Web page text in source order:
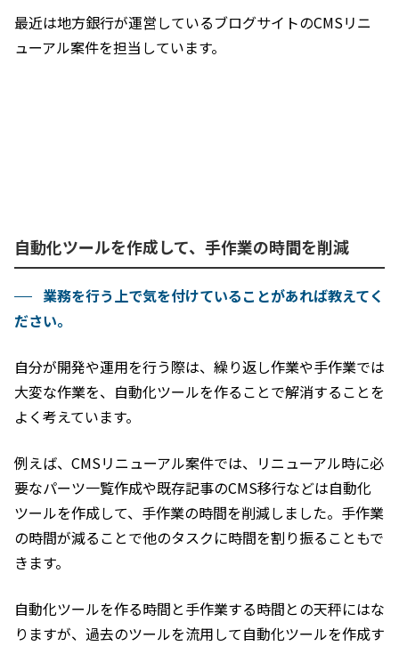
最近は地方銀行が運営しているブログサイトのCMSリニ
ューアル案件を担当しています。
自動化ツールを作成して、手作業の時間を削減
業務を行う上で気を付けていることがあれば教えてく
ださい。
自分が開発や運用を行う際は、繰り返し作業や手作業では
大変な作業を、自動化ツールを作ることで解消することを
よく考えています。
例えば、CMSリニューアル案件では、リニューアル時に必
要なパーツ一覧作成や既存記事のCMS移行などは自動化
ツールを作成して、手作業の時間を削減しました。手作業
の時間が減ることで他のタスクに時間を割り振ることもで
きます。
自動化ツールを作る時間と手作業する時間との天秤にはな
りますが、過去のツールを流用して自動化ツールを作成す